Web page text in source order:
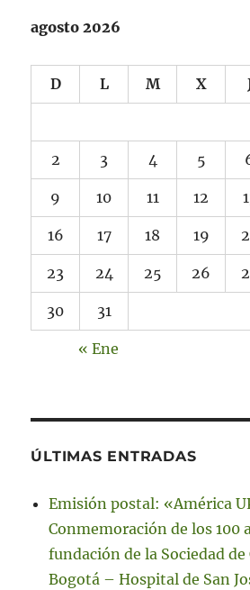
agosto 2026
D L M X
2 3 4 5
9 10 11 12
16 17 18 19
23 24 25 26
30 31
« Ene
ÚLTIMAS ENTRADAS
Emisión postal: «América
Conmemoración de los 100
fundación de la Sociedad de
Bogotá – Hospital de San